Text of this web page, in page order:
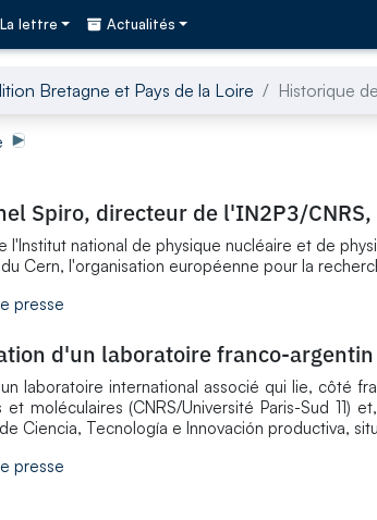
La lettre Actualités
Bretagne et Pays de la Loire Historique
Spiro, directeur de l'IN2P3/
l'Institut national de physique nucléaire et de
Cern, l'organisation européenne pour la
presse
d'un laboratoire franco-
laboratoire international associé qui lie, côté
moléculaires (CNRS/Université Paris-Sud
Ciencia, Tecnología e Innovación productiva,
presse